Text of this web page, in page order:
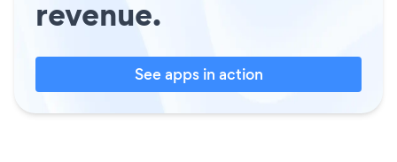
revenue.
See apps in action